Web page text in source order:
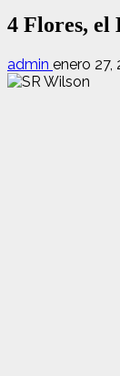
4 Flores, el
admin enero 27,